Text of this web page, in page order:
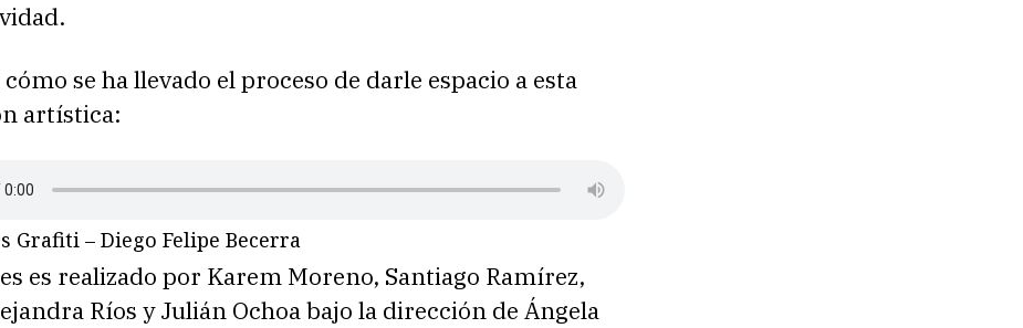
se ha llevado el proceso de darle espacio a esta
artística:
Grafiti – Diego Felipe Becerra
es realizado por Karem Moreno, Santiago Ramírez,
Ríos y Julián Ochoa bajo la dirección de Ángela